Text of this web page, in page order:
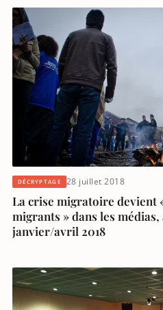
DÉCRYPTAGE 28 juillet 2018
La crise migratoire devient
migrants » dans les
janvier/avril 2018